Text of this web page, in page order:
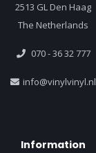
2513 GL Den Haag
The Netherlands
070 - 36 32 777
info@vinylvinyl.nl
Information